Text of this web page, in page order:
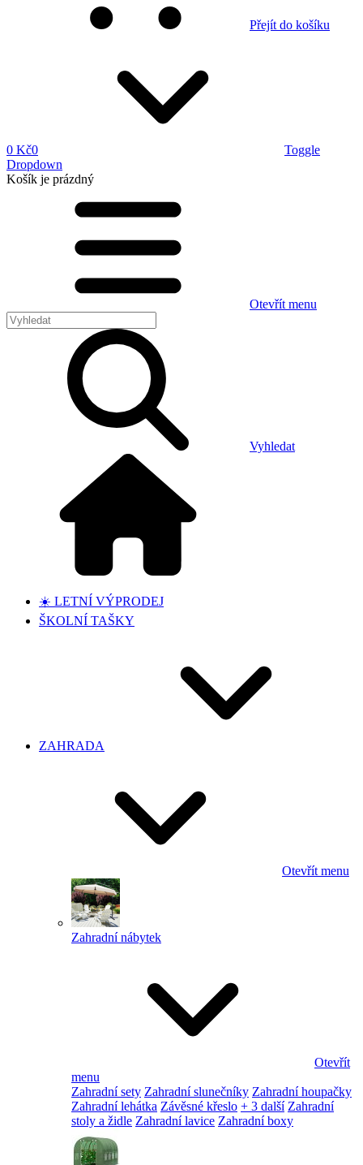
Přejít do košíku
0 Kč0
Toggle
Dropdown
Košík je prázdný
Otevřít menu
Vyhledat
☀️ LETNÍ VÝPRODEJ
ŠKOLNÍ TAŠKY
ZAHRADA
Otevřít menu
Zahradní nábytek
Otevřít
menu
Zahradní sety Zahradní slunečníky Zahradní houpačky
Zahradní lehátka Závěsné křeslo + 3 další Zahradní
stoly a židle Zahradní lavice Zahradní boxy